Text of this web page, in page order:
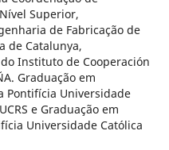
Superior,
de Fabricação de
de Catalunya,
do Instituto de Cooperación
Graduação em
Pontifícia Universidade
e Graduação em
Universidade Católica